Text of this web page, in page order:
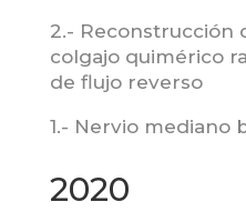
2.- Reconstrucción
colgajo quimérico
de flujo reverso
1.- Nervio mediano
2020